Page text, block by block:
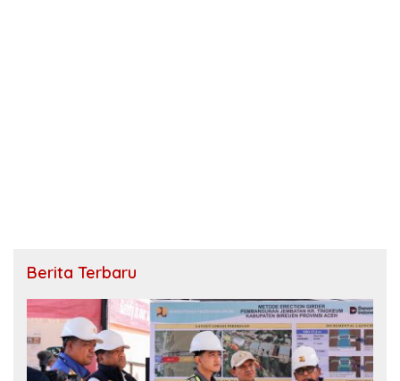
Berita Terbaru